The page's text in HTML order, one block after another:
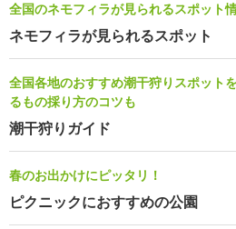
全国のネモフィラが見られるスポット
ネモフィラが見られるスポット
全国各地のおすすめ潮干狩りスポット
るもの採り方のコツも
潮干狩りガイド
春のお出かけにピッタリ！
ピクニックにおすすめの公園